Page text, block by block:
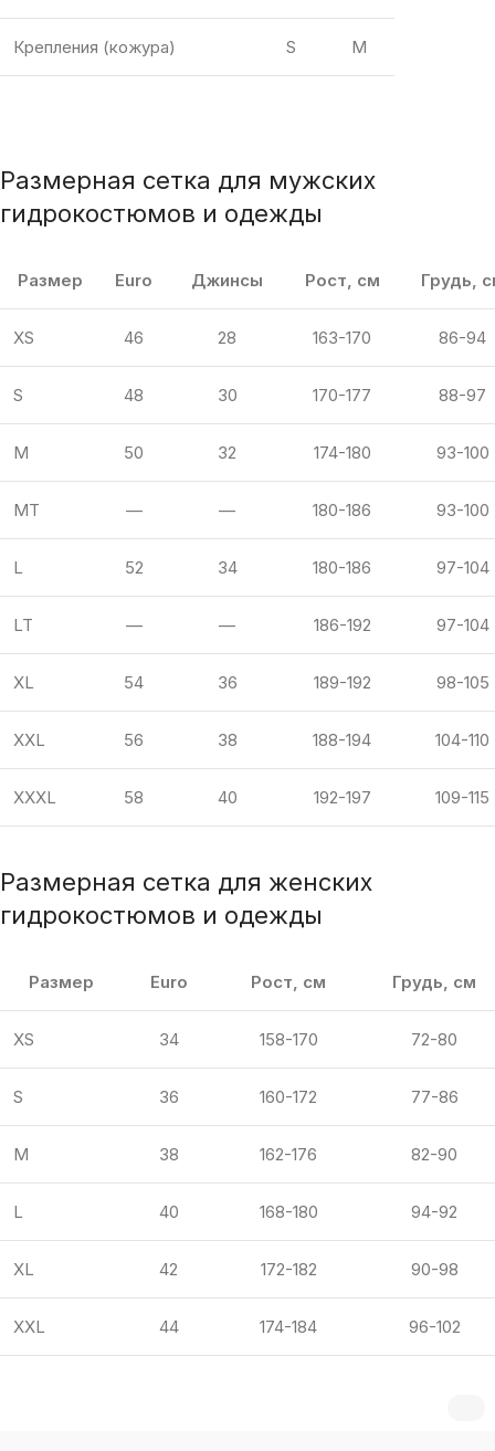
Крепления (кожура) S M
Размерная сетка для мужских
гидрокостюмов и одежды
Размер Euro Джинсы Рост, см Грудь,
XS 46 28 163-170 86-94
S 48 30 170-177 88-97
M 50 32 174-180 93-100
MT — — 180-186 93-100
L 52 34 180-186 97-104
LT — — 186-192 97-104
XL 54 36 189-192 98-105
XXL 56 38 188-194 104-110
XXXL 58 40 192-197 109-115
Размерная сетка для женских
гидрокостюмов и одежды
Размер Euro Рост, см Грудь, см
XS 34 158-170 72-80
S 36 160-172 77-86
M 38 162-176 82-90
L 40 168-180 94-92
XL 42 172-182 90-98
XXL 44 174-184 96-102